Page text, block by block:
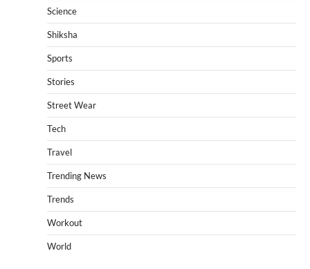
Science
Shiksha
Sports
Stories
Street Wear
Tech
Travel
Trending News
Trends
Workout
World